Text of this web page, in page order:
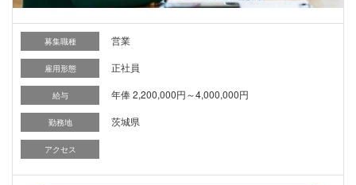
募集職種 営業
雇用形態 正社員
給与 年俸 2,200,000円～4,000,000円
勤務地 茨城県
アクセス